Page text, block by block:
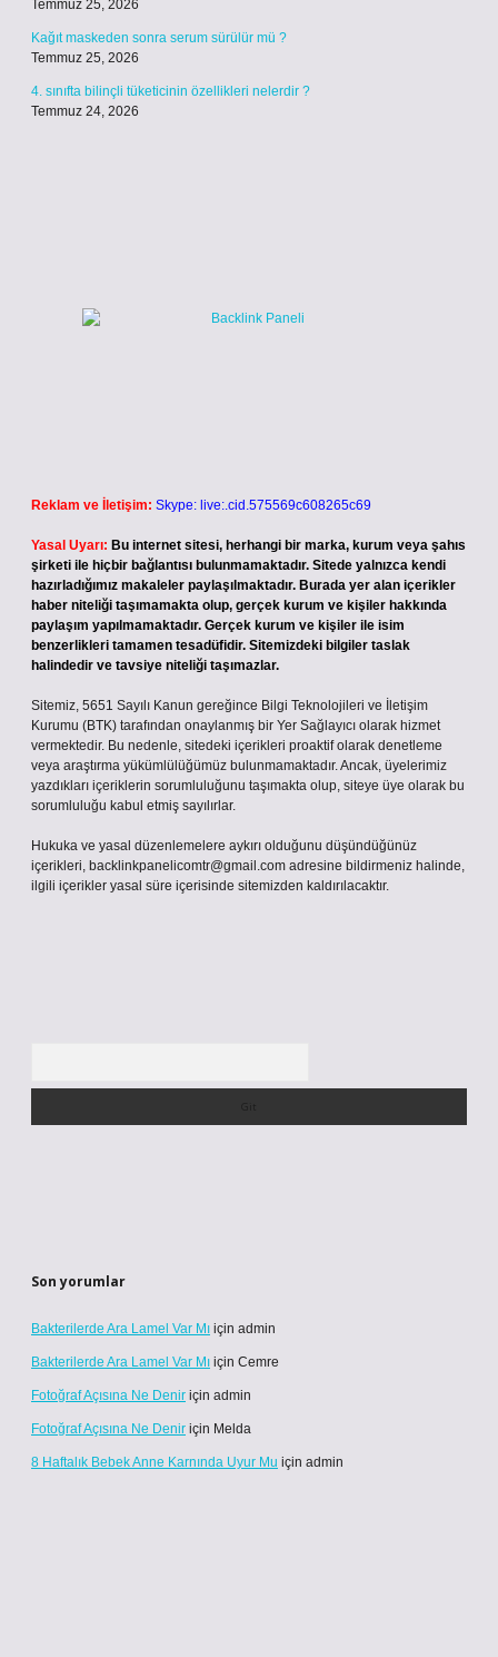
Temmuz 25, 2026
Kağıt maskeden sonra serum sürülür mü ?
Temmuz 25, 2026
4. sınıfta bilinçli tüketicinin özellikleri nelerdir ?
Temmuz 24, 2026
Reklam ve İletişim: Skype: live:.cid.575569c608265c69
Yasal Uyarı: Bu internet sitesi, herhangi bir marka, kurum veya şahıs
şirketi ile hiçbir bağlantısı bulunmamaktadır. Sitede yalnızca kendi
hazırladığımız makaleler paylaşılmaktadır. Burada yer alan içerikler
haber niteliği taşımamakta olup, gerçek kurum ve kişiler hakkında
paylaşım yapılmamaktadır. Gerçek kurum ve kişiler ile isim
benzerlikleri tamamen tesadüfidir. Sitemizdeki bilgiler taslak
halindedir ve tavsiye niteliği taşımazlar.
Sitemiz, 5651 Sayılı Kanun gereğince Bilgi Teknolojileri ve İletişim
Kurumu (BTK) tarafından onaylanmış bir Yer Sağlayıcı olarak hizmet
vermektedir. Bu nedenle, sitedeki içerikleri proaktif olarak denetleme
veya araştırma yükümlülüğümüz bulunmamaktadır. Ancak, üyelerimiz
yazdıkları içeriklerin sorumluluğunu taşımakta olup, siteye üye olarak bu
sorumluluğu kabul etmiş sayılırlar.
Hukuka ve yasal düzenlemelere aykırı olduğunu düşündüğünüz
içerikleri, backlinkpanelicomtr@gmail.com adresine bildirmeniz halinde,
ilgili içerikler yasal süre içerisinde sitemizden kaldırılacaktır.
Son yorumlar
Bakterilerde Ara Lamel Var Mı için admin
Bakterilerde Ara Lamel Var Mı için Cemre
Fotoğraf Açısına Ne Denir için admin
Fotoğraf Açısına Ne Denir için Melda
8 Haftalık Bebek Anne Karnında Uyur Mu için admin